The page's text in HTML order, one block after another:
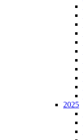
2025